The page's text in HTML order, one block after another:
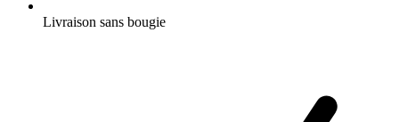
Livraison sans bougie